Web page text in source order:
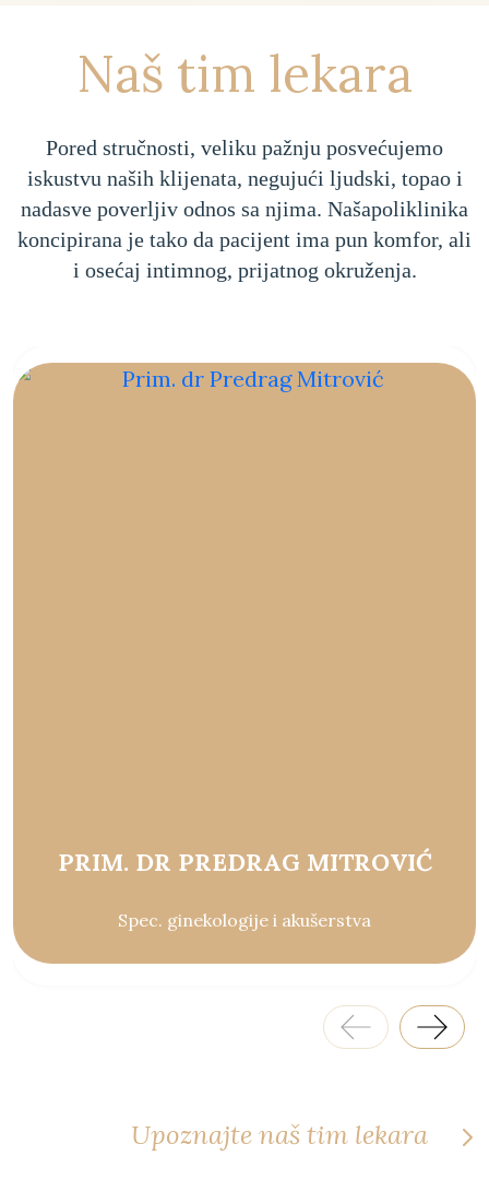
Naš tim lekara
Pored stručnosti, veliku pažnju posvećujemo
iskustvu naših klijenata, negujući ljudski, topao i
nadasve poverljiv odnos sa njima. Našapoliklinika
koncipirana je tako da pacijent ima pun komfor, ali
i osećaj intimnog, prijatnog okruženja.
PRIM. DR PREDRAG MITROVIĆ
Spec. ginekologije i akušerstva
Upoznajte naš tim lekara